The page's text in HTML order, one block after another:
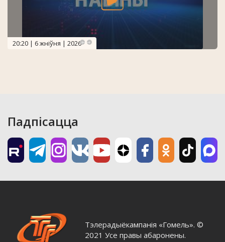
20:20 | 6 жніўня | 2026
Падпісацца
Тэлерадыёкампанія «Гомель». ©
2021 Усе правы абаронены.